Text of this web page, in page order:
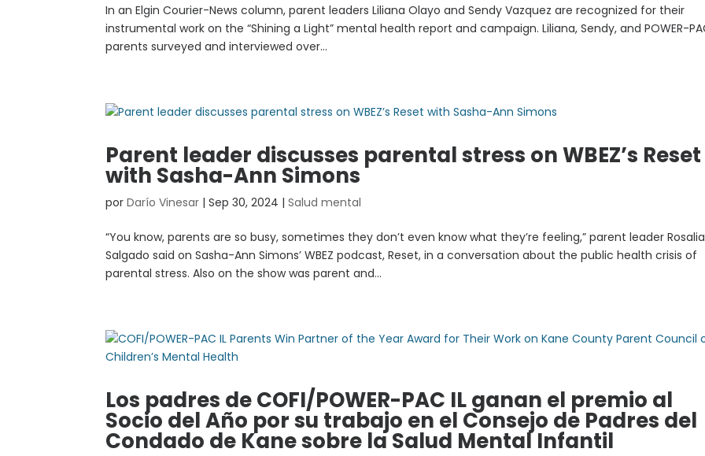
In an Elgin Courier-News column, parent leaders Liliana Olayo and Sendy Vazquez are recognized for their
instrumental work on the “Shining a Light” mental health report and campaign. Liliana, Sendy, and POWER-
parents surveyed and interviewed over...
Parent leader discusses parental stress on WBEZ’s Reset
with Sasha-Ann Simons
porDarío Vinesar |Sep 30, 2024 |Salud mental
“You know, parents are so busy, sometimes they don’t even know what they’re feeling,” parent leader Rosalia
Salgado said on Sasha-Ann Simons’ WBEZ podcast, Reset, in a conversation about the public health crisis of
parental stress. Also on the show was parent and...
Los padres de COFI/POWER-PAC IL ganan el premio al
Socio del Año por su trabajo en el Consejo de Padres del
Condado de Kane sobre la Salud Mental Infantil